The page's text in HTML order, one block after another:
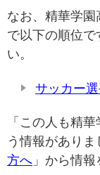
なお、精華学
で以下の順位で
い。
サッカー
「この人も精
う情報があり
方へ 」から情報